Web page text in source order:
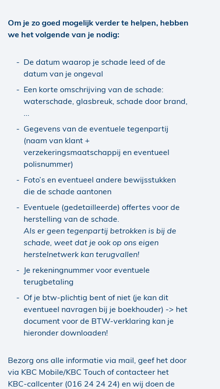
Om je zo goed mogelijk verder te helpen, hebben
we het volgende van je nodig:
De datum waarop je schade leed of de
datum van je ongeval
Een korte omschrijving van de schade:
waterschade, glasbreuk, schade door brand,
Gegevens van de eventuele tegenpartij
(naam van klant +
verzekeringsmaatschappij en eventueel
polisnummer)
Foto’s en eventueel andere bewijsstukken
die de schade aantonen
Eventuele (gedetailleerde) offertes voor de
herstelling van de schade.
Als er geen tegenpartij betrokken is bij de
schade, weet dat je ook op ons eigen
herstelnetwerk kan terugvallen!
Je rekeningnummer voor eventuele
terugbetaling
Of je btw-plichtig bent of niet (je kan dit
eventueel navragen bij je boekhouder) -> het
document voor de BTW-verklaring kan je
hieronder downloaden!
Bezorg ons alle informatie via mail, geef het door
via KBC Mobile/KBC Touch of contacteer het
KBC-callcenter (016 24 24 24) en wij doen de